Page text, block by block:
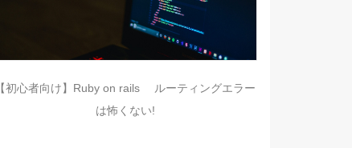
【初心者向け】Ruby on rails ルーティングエラー
は怖くない!